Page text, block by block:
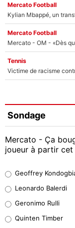
Mercato Football
Kylian Mbappé, un
Mercato Football
Tennis
Sondage
Mercato - Ça
joueur à partir cet
38%
32%
Geoffrey
Leonardo Balerdi
Geronimo Rulli
Quinten Timber